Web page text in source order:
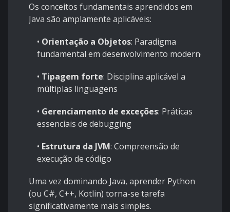
Os conceitos fundamentais aprendidos em
Java são amplamente aplicáveis:
• Orientação a Objetos: Paradigma
fundamental em desenvolvimento moderno
• Tipagem forte: Disciplina aplicável a
múltiplas linguagens
• Gerenciamento de exceções: Práticas
essenciais de debugging
• Estrutura da JVM: Compreensão de
execução de código
Uma vez dominando Java, aprender Python
(ou C#, C++, Kotlin) torna-se tarefa
significativamente mais simples.